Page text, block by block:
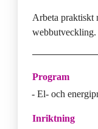
Arbeta praktiskt
webbutveckling.
Program
El- och
Inriktning